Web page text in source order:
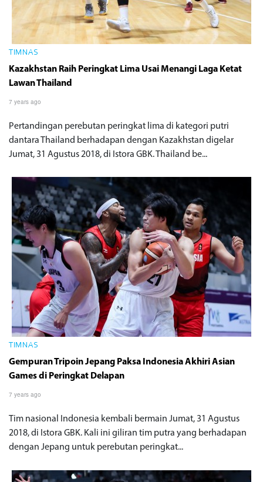
TIMNAS
Kazakhstan Raih Peringkat Lima Usai Menangi Laga Ketat
Lawan Thailand
7 years ago
Pertandingan perebutan peringkat lima di kategori putri
dantara Thailand berhadapan dengan Kazakhstan digelar
Jumat, 31 Agustus 2018, di Istora GBK. Thailand be...
TIMNAS
Gempuran Tripoin Jepang Paksa Indonesia Akhiri Asian
Games di Peringkat Delapan
7 years ago
Tim nasional Indonesia kembali bermain Jumat, 31 Agustus
2018, di Istora GBK. Kali ini giliran tim putra yang berhadapan
dengan Jepang untuk perebutan peringkat...